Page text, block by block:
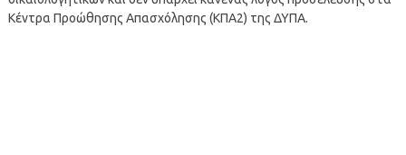
Κέντρα Προώθησης Απασχόλησης (ΚΠΑ2) της ΔΥΠΑ.